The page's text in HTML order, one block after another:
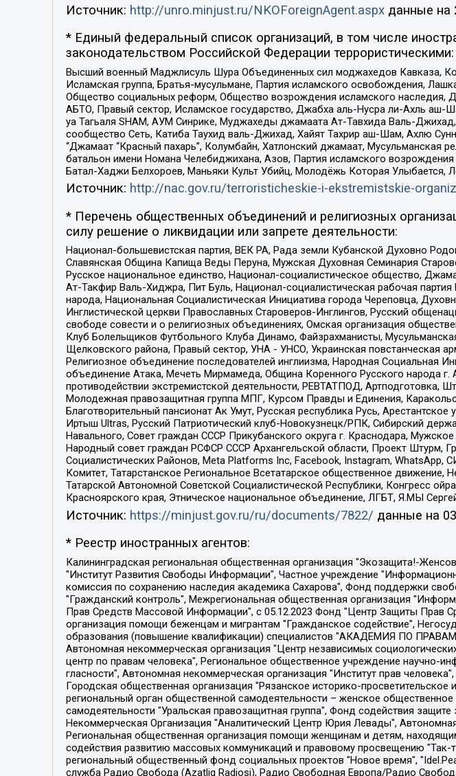
Источник: http://unro.minjust.ru/NKOForeignAgent.aspxданные на
* Единый федеральный список организаций, в том числе
законодательством Российской Федерации террористическими:
Высший военный Маджлисуль Шура Объединенных сил моджахедов Кавказа,
Исламская группа, Братья-мусульмане, Партия исламского освобождения,
Общество социальных реформ, Общество возрождения исламского
АБТО, Правый сектор, Исламское государство, Джабха аль-Нусра ли-Ахль
уа Тагьаля SHAM, АУМ Синрике, Муджахеды джамаата Ат-Тавхида Валь-
сообщество Сеть, Катиба Таухид валь-Джихад, Хайят Тахрир аш-Шам, Ахлю
“Джамаат “Красный пахарь”, Колумбайн, Хатлонский джамаат, Мусульманская
батальон имени Номана Челебиджихана, Азов, Партия исламского
Батал-Хаджи Белхороев, Маньяки Культ Убийц, Молодёжь Которая Улыбается,
Источник: http://nac.gov.ru/terroristicheskie-i-ekstremistskie-
* Перечень общественных объединений и религиозных
силу решение о ликвидации или запрете деятельности:
Национал-большевистская партия, ВЕК РА, Рада земли Кубанской Духовно
Славянская Община Капища Веды Перуна, Мужская Духовная Семинария
Русское национальное единство, Национал-социалистическое общество,
Ат-Такфир Валь-Хиджра, Пит Буль, Национал-социалистическая рабочая
народа, Национальная Социалистическая Инициатива города Череповца,
Инглистической церкви Православных Староверов-Инглингов, Русский
свободе совести и о религиозных объединениях, Омская организация
Клуб Болельщиков Футбольного Клуба Динамо, Файзрахманисты,
Щелковского района, Правый сектор, УНА - УНСО, Украинская повстанческая
Религиозное объединение последователей инглиизма, Народная Социальная
объединение Атака, Мечеть Мирмамеда, Община Коренного Русского народа
противодействии экстремистской деятельности, РЕВТАТПОД,
Молодежная правозащитная группа МПГ, Курсом Правды и Единения,
Благотворительный пансионат Ак Умут, Русская республика Русь,
Иртыш Ultras, Русский Патриотический клуб-Новокузнецк/РПК, Сибирский
Навального, Совет граждан СССР Прикубанского округа г. Краснодара,
Народный совет граждан РСФСР СССР Архангельской области, Проект Штурм,
Социалистических Районов, Meta Platforms Inc, Facebook, Instagram,
Комитет, Татарстанское Региональное Всетатарское общественное
Татарской Автономной Советской Социалистической Республики, Конгресс
Красноярского края, Этническое национальное объединение, ЛГБТ, Я.МЫ
Источник: https://minjust.gov.ru/ru/documents/7822/ данные на
* Реестр иностранных агентов:
Калининградская региональная общественная организация "Экозащита!-Женсовет", Фонд содействия защите прав и свобод граждан "Общественный вердикт", Фонд "Институт Развития Свободы Информации", Частное учреждение "Информационное агентство МЕМО. РУ", Региональная общественная организация "Общественная комиссия по сохранению наследия академика Сахарова", Фонд поддержки свободы прессы, Санкт-Петербургская общественная правозащитная организация "Гражданский контроль", Межрегиональная общественная организация "Информационно-просветительский центр "Мемориал", Региональный Фонд "Центр Защиты Прав Средств Массовой Информации", с 05.12.2023 Фонд "Центр Защиты Прав Средств массовой информации", Региональная общественная благотворительная организация помощи беженцам и мигрантам "Гражданское содействие", Негосударственное образовательное учреждение дополнительного профессионального образования (повышение квалификации) специалистов "АКАДЕМИЯ ПО ПРАВАМ ЧЕЛОВЕКА", Свердловская региональная общественная организация "Сутяжник", Автономная некоммерческая организация "Центр независимых социологических исследований", Союз общественных объединений "Российский исследовательский центр по правам человека", Региональное общественное учреждение научно-информационный центр "МЕМОРИАЛ", Некоммерческая организация "Фонд защиты гласности", Автономная некоммерческая организация "Институт прав человека", Городская общественная организация "Екатеринбургское общество "МЕМОРИАЛ", Городская общественная организация "Рязанское историко-просветительское и правозащитное общество "Мемориал" (Рязанский Мемориал), Челябинский региональный орган общественной самодеятельности – женское общественное объединение "Женщины Евразии", Челябинский региональный орган общественной самодеятельности "Уральская правозащитная группа", Фонд содействия защите здоровья и социальной справедливости имени Андрея Рылькова, Автономная Некоммерческая Организация "Аналитический Центр Юрия Левады", Автономная некоммерческая организация социальной поддержки населения "Проект Апрель", Региональная общественная организация помощи женщинам и детям, находящимся в кризисной ситуации "Информационно-методический центр "Анна", Фонд содействия развитию массовых коммуникаций и правовому просвещению "Так-так-Так", Фонд содействия устойчивому развитию "Серебряная тайга", Свердловский региональный общественный фонд социальных проектов "Новое время", "Idel.Реалии", Кавказ.Реалии, Крым.Реалии, Телеканал Настоящее Время, Татаро-башкирская служба Радио Свобода (Azatliq Radiosi), Радио Свободная Европа/Радио Свобода (PCE/PC), "Сибирь.Реалии", "Фактограф", Благотворительный фонд помощи осужденным и их семьям, Автономная некоммерческая организация "Институт глобализации и социальных движений", Фонд "В защиту прав заключенных", Частное учреждение "Центр поддержки и содействия развитию средств массовой информации", Пензенский региональный общественный благотворительный фонд "Гражданский союз", "Север.Реалии", Некоммерческая организация Фонд "Правовая инициатива", Общество с ограниченной ответственностью "Радио Свободная Европа/Радио Свобода", Чешское информационное агентство "MEDIUM-ORIENT", Красноярская региональная общественная организация "Мы против СПИДа", Камалягин Денис Николаевич, Маркелов Сергей Евгеньевич, Пономарев Лев Александрович, Савицкая Людмила Алексеевна, Автономная некоммерческая организация "Центр по работе с проблемой насилия "НАСИЛИЮ.НЕТ", Межрегиональный профессиональный союз работников здравоохранения "Альянс врачей", Юридическое лицо, зарегистрированное в Латвийской Республике, SIA "Medusa Project" (регистрационный номер 40103797863, дата регистрации 10.06.2014), Некоммерческая организация "Фонд по борьбе с коррупцией", Автономная некоммерческая организация "Институт права и публичной политики", Баданин Роман Сергеевич, Гликин Максим Александрович, Железнова Мария Михайловна, Лукьянова Юлия Сергеевна, Маетная Елизавета Витальевна, Маняхин Петр Борисович, Чуракова Ольга Владимировна, Ярош Юлия Петровна, Юридическое лицо "The Insider SIA", зарегистрированное в Риге, Латвийская Республика (дата регистрации 26.06.2015), являющееся администратором доменного имени интернет-издания "The Insider SIA", https://theins.ru, Постернак Алексей Евгеньевич, Рубин Михаил Аркадьевич, Анин Роман Александрович, Юридическое лицо Istories fonds, зарегистрированное в Латвийской Республике (регистрационный номер 50008295751, дата регистрации 24.02.2020), Великовский Дмитрий Александрович, Долинина Ирина Николаевна, Мароховская Алеся Алексеевна, Шлейнов Роман Юрьевич, Шмагун Олеся Валентиновна, Общество с ограниченной ответственностью "Альтаир 2021", Общество с ограниченной ответственностью "Вега 2021", Общество с ограниченной